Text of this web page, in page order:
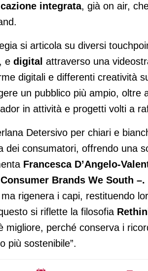
integrata, già on air,
si articola su diversi
e digital attraverso una
digitali e differenti creatività
un pubblico più ampio, oltre
in attività e progetti volti a
Detersivo per chiari e
dei consumatori, offrendo una
Francesca D’Angelo-
Brands We South –.
rigenera i capi, restituendo
si riflette la filosofia
migliore, perché conserva i
più sostenibile”.